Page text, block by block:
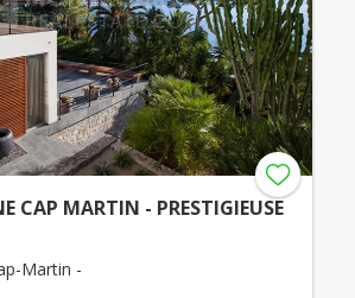
CAP MARTIN - PRESTIGIEUSE
Martin -